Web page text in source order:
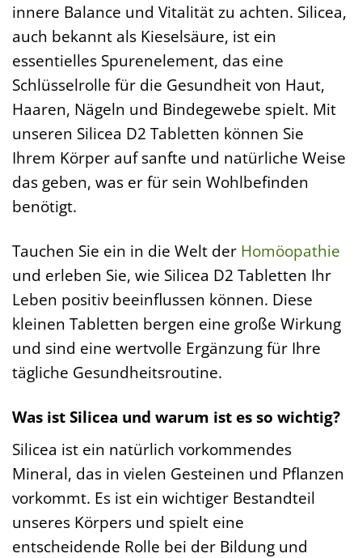
innere Balance und Vitalität zu achten. Silicea,
auch bekannt als Kieselsäure, ist ein
essentielles Spurenelement, das eine
Schlüsselrolle für die Gesundheit von Haut,
Haaren, Nägeln und Bindegewebe spielt. Mit
unseren Silicea D2 Tabletten können Sie
Ihrem Körper auf sanfte und natürliche Weise
das geben, was er für sein Wohlbefinden
benötigt.
Tauchen Sie ein in die Welt der Homöopathie
und erleben Sie, wie Silicea D2 Tabletten Ihr
Leben positiv beeinflussen können. Diese
kleinen Tabletten bergen eine große Wirkung
und sind eine wertvolle Ergänzung für Ihre
tägliche Gesundheitsroutine.
Was ist Silicea und warum ist es so wichtig?
Silicea ist ein natürlich vorkommendes
Mineral, das in vielen Gesteinen und Pflanzen
vorkommt. Es ist ein wichtiger Bestandteil
unseres Körpers und spielt eine
entscheidende Rolle bei der Bildung und